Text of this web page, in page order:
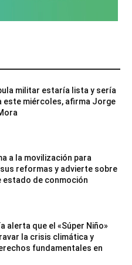
militar estaría lista y sería
este miércoles, afirma Jorge
a la movilización para
reformas y advierte sobre
estado de conmoción
alerta que el «Súper Niño»
la crisis climática y
fundamentales en